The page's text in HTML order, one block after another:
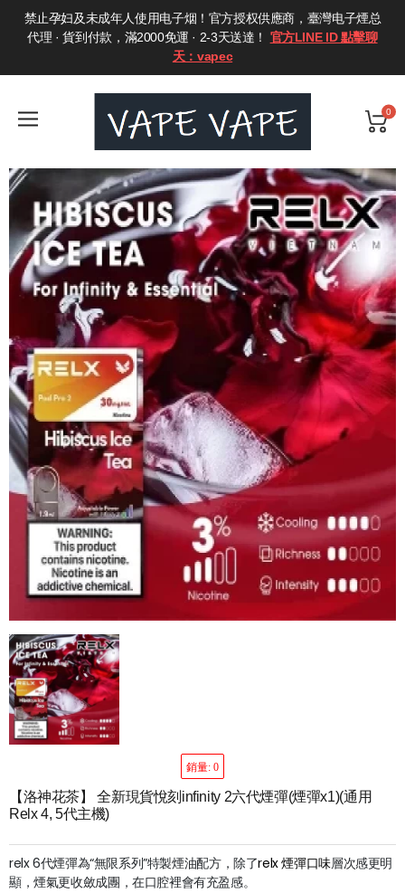
禁止孕妇及未成年人使用电子烟！官方授权供應商，臺灣电子煙总
代理 · 貨到付款，滿2000免運 · 2-3天送達！ 官方LINE ID 點擊聊
天：vapec
0
銷量: 0
【洛神花茶】 全新現貨悅刻infinity 2六代煙彈(煙彈x1)(通用
Relx 4, 5代主機)
relx 6代煙彈為“無限系列”特製煙油配方，除了relx 煙彈口味層次感更明
顯，煙氣更收斂成團，在口腔裡會有充盈感。